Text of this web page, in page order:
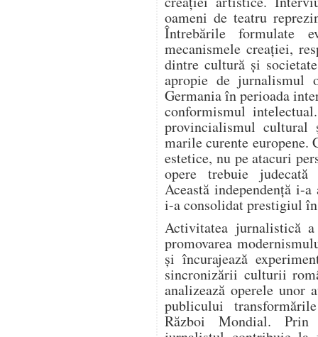
oameni de teatru
Întrebările formulate
mecanismele creației,
dintre cultură și
apropie de jurnalismul
Germania în perioada
conformismul
provincialismul
marile curente europene.
estetice, nu pe atacuri
opere trebuie
Această independență i-
i-a consolidat prestigiul
Activitatea jurnalistică
promovarea
și încurajează
sincronizării culturii
analizează operele unor
publicului
Război Mondial. Prin